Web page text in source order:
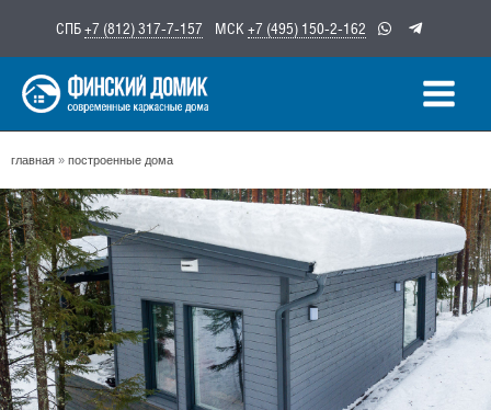
содержимому
СПБ+7 (812) 317-7-157 МСК +7 (495) 150-2-162
главная » построенные дома